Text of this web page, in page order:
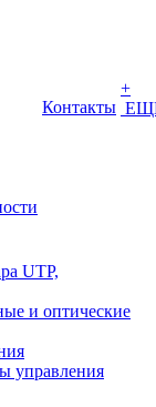
Контакты
+
UTP,
и оптические
управления